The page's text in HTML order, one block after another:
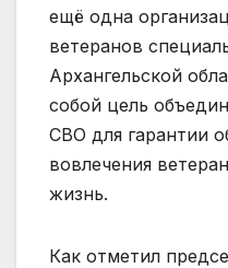
ещё одна
ветеранов
Архангельской
собой цель
СВО для гарантии
вовлечения
жизнь.
Как отметил